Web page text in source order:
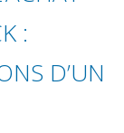
:
D’UN